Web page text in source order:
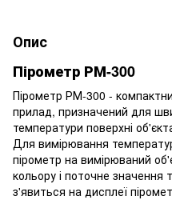
Опис
Пірометр РМ-300
Пірометр РМ-300 -
прилад, призначений для
температури поверхні
Для вимірювання
пірометр на вимірюваний
кольору і поточне значення
з'явиться на дисплеї